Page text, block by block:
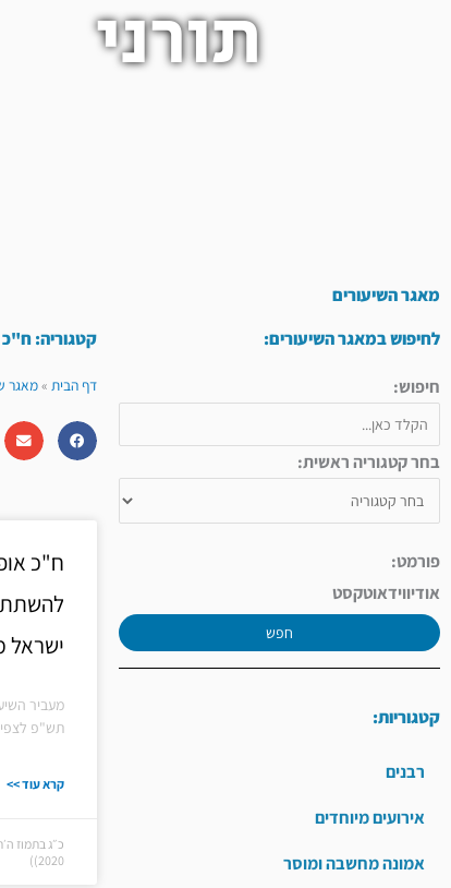
תורני
מאגר השיעורים
לחיפוש במאגר השיעורים:
חיפוש:
בחר קטגוריה ראשית:
פורמט:
אודיווידאוטקסט
חפש
קטגוריות:
רבנים
אירועים מיוחדים
אמונה מחשבה ומוסר
קטגוריה: ח"כ
דף הבית»מאגר
ח"כ
ישראל
מעביר
תש"פ
קרא עוד >>
2020))